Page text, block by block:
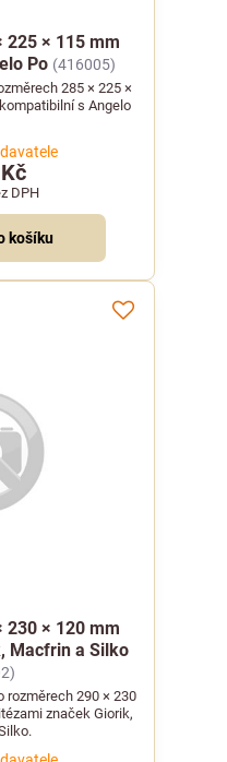
225 × 115 mm
Po (416005)
285 × 225 ×
s Angelo
DPH
košíku
230 × 120 mm
Macfrin a Silko
290 × 230
značek Giorik,